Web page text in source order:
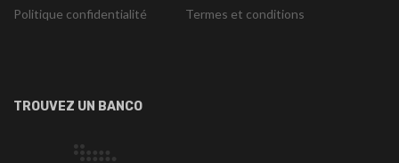
Politique confidentialité Termes et conditions
TROUVEZ UN BANCO